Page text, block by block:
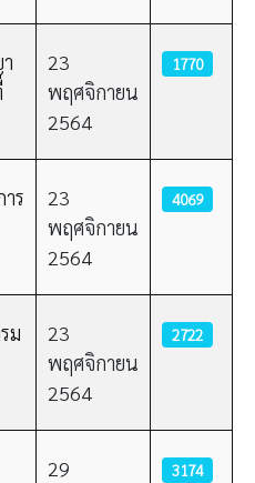
23
พฤศจิกายน
2564
1770
ร
23
พฤศจิกายน
2564
4069
ม
23
พฤศจิกายน
2564
2722
29
3174